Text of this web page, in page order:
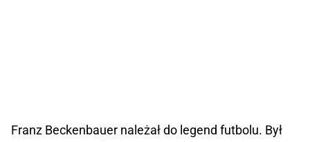
Franz Beckenbauer należał do legend futbolu. Był